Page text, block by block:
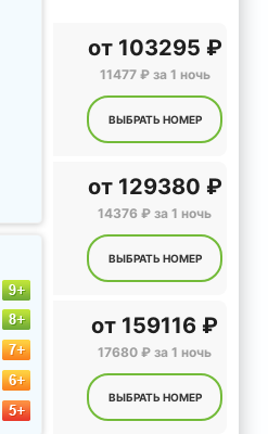
от103295 ₽
11477 ₽ за 1 ночь
ВЫБРАТЬ НОМЕР
от129380 ₽
14376 ₽ за 1 ночь
ВЫБРАТЬ НОМЕР
от 159116 ₽
17680 ₽ за 1 ночь
ВЫБРАТЬ НОМЕР